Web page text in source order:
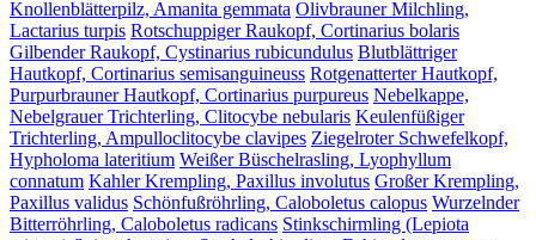
Knollenblätterpilz, Amanita gemmata Olivbrauner Milchling,
Lactarius turpis Rotschuppiger Raukopf, Cortinarius bolaris
Gilbender Raukopf, Cystinarius rubicundulus Blutblättriger
Hautkopf, Cortinarius semisanguineuss Rotgenatterter Hautkopf,
Purpurbrauner Hautkopf, Cortinarius purpureus Nebelkappe,
Nebelgrauer Trichterling, Clitocybe nebularis Keulenfüßiger
Trichterling, Ampulloclitocybe clavipes Ziegelroter Schwefelkopf,
Hypholoma lateritium Weißer Büschelrasling, Lyophyllum
connatum Kahler Krempling, Paxillus involutus Großer Krempling,
Paxillus validus Schönfußröhrling, Caloboletus calopus Wurzelnder
Bitterröhrling, Caloboletus radicans Stinkschirmling (Lepiota